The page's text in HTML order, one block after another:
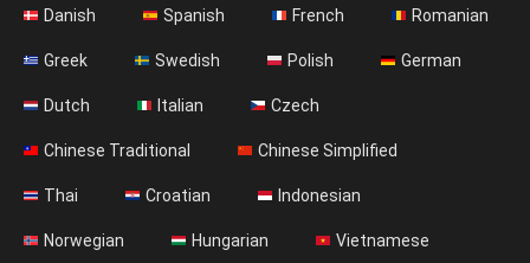
Danish Spanish French Romanian
Greek Swedish Polish German
Dutch Italian Czech
Chinese Traditional Chinese Simplified
Thai Croatian Indonesian
Norwegian Hungarian Vietnamese